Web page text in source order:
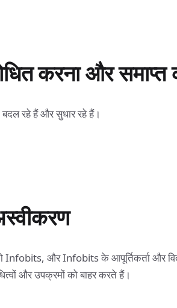
करना और समाप्त
रहे हैं और सुधार रहे हैं।
Infobits, और Infobits के आपूर्तिकर्ता और
और उपक्रमों को बाहर करते हैं।